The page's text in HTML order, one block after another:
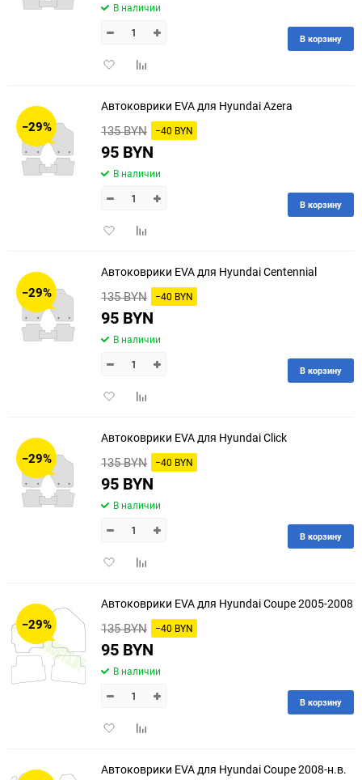
В наличии
ДобавитьДобавить
В корзину
−29%
Автоковрики EVA для Hyundai Azera
135 BYN −40 BYN
95 BYN
В наличии
ДобавитьДобавить
В корзину
−29%
Автоковрики EVA для Hyundai Centennial
135 BYN −40 BYN
95 BYN
В наличии
ДобавитьДобавить
В корзину
−29%
Автоковрики EVA для Hyundai Click
135 BYN −40 BYN
95 BYN
В наличии
ДобавитьДобавить
В корзину
−29%
Автоковрики EVA для Hyundai Coupe 2005-2008
135 BYN −40 BYN
95 BYN
В наличии
ДобавитьДобавить
В корзину
Автоковрики EVA для Hyundai Coupe 2008-н.в.